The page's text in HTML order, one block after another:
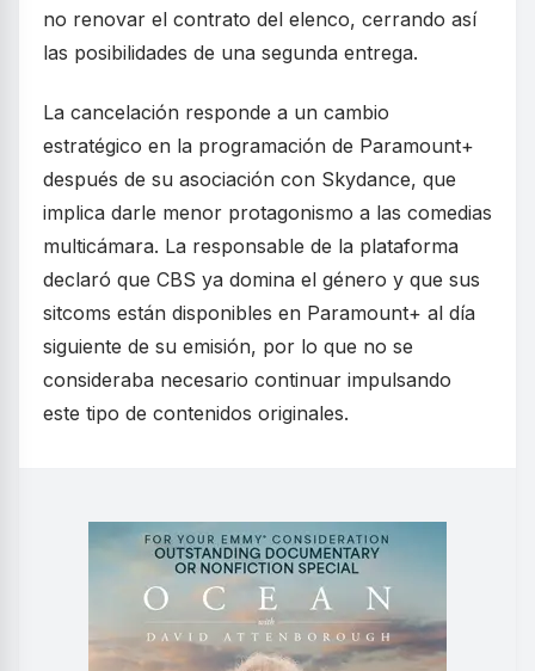
no renovar el contrato del elenco, cerrando así
las posibilidades de una segunda entrega.
La cancelación responde a un cambio
estratégico en la programación de Paramount+
después de su asociación con Skydance, que
implica darle menor protagonismo a las comedias
multicámara. La responsable de la plataforma
declaró que CBS ya domina el género y que sus
sitcoms están disponibles en Paramount+ al día
siguiente de su emisión, por lo que no se
consideraba necesario continuar impulsando
este tipo de contenidos originales.